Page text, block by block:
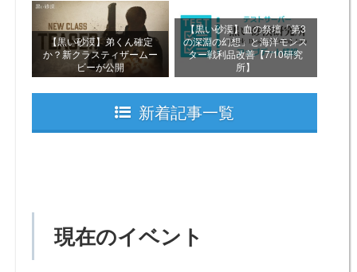
【黒い砂漠】弟くん確定
か？新クラスティザームー
ビーが公開
【黒い砂漠】血の祭壇「第3
の深淵の幻想」と海洋モンス
ター戦利品改善【7/10研究
所】
新着記事一覧
現在のイベント